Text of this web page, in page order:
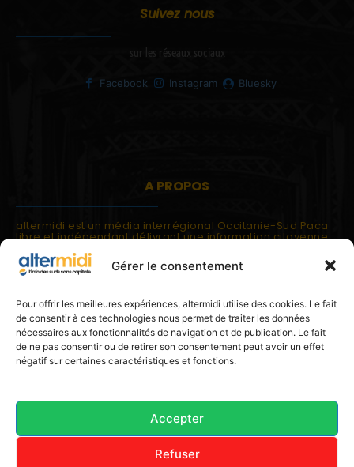
Gérer le consentement
Pour offrir les meilleures expériences, altermidi utilise des cookies. Le fait
de consentir à ces technologies nous permet de traiter les données
nécessaires aux fonctionnalités de navigation et de publication. Le fait
de ne pas consentir ou de retirer son consentement peut avoir un effet
négatif sur certaines caractéristiques et fonctions.
Accepter
Refuser
Suivez nous
sur les réseaux sociaux
Facebook Instagram Bluesky
A PROPOS
altermidi est un média interrégional Occitanie-Sud Paca
libre et indépendant délivrant une information citoyenne
altermidi est ouvert sur les suds, la méditerranée,
l'europe.
altermidi aborde des thématiques globales évaluées à
partir des constats de terrain ou d'analyses à l'échelon
local.
altermidi c'est l'information capitale, sans capitale.